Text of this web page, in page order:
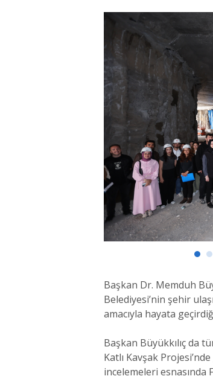
Başkan Dr. Memduh
Belediyesi’nin şehir
amacıyla hayata
Başkan Büyükkılıç da
Katlı Kavşak
incelemeleri esnasında